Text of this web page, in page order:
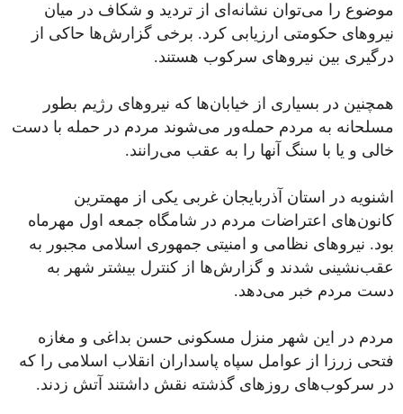
موضوع را می‌توان نشانه‌ای از تردید و شکاف در میان
نیروهای حکومتی ارزیابی کرد. برخی گزارش‌ها حاکی از
درگیری بین نیروهای سرکوب هستند.
همچنین در بسیاری از خیابان‌ها که نیروهای رژیم بطور
مسلحانه به مردم حمله‌ور می‌شوند مردم در حمله با دست
خالی و یا با سنگ آنها را به عقب می‌رانند.
اشنویه در استان آذربایجان غربی یکی از مهمترین
کانون‌های اعتراضات مردم در شامگاه جمعه اول مهرماه
بود. نیروهای نظامی و امنیتی جمهوری اسلامی مجبور به
عقب‌نشینی شدند و گزارش‌ها از کنترل بیشتر شهر به
دست مردم خبر می‌دهد.
مردم در این شهر منزل مسکونی حسن بداغی و مغازه
فتحی زرزا از عوامل سپاه پاسداران انقلاب اسلامی را که
در سرکوب‌های روزهای گذشته نقش داشتند آتش زدند.